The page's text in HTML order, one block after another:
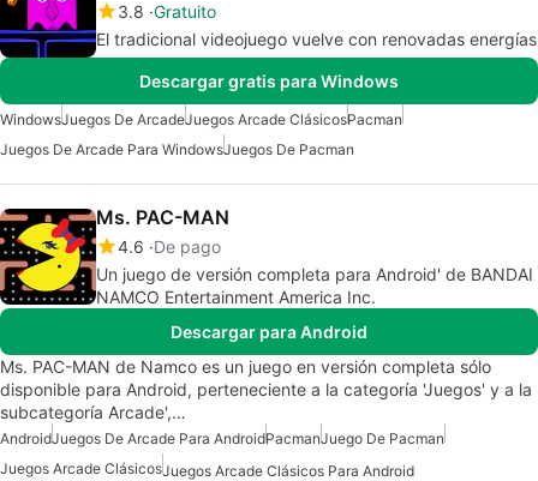
3.8 Gratuito
El tradicional videojuego vuelve con renovadas energías
Descargar gratis para Windows
WindowsJuegos De ArcadeJuegos Arcade ClásicosPacman
Juegos De Arcade Para WindowsJuegos De Pacman
Ms. PAC-MAN
4.6 De pago
Un juego de versión completa para Android' de BANDAI
NAMCO Entertainment America Inc.
Descargar para Android
Ms. PAC-MAN de Namco es un juego en versión completa sólo
disponible para Android, perteneciente a la categoría 'Juegos' y a la
subcategoría Arcade',…
AndroidJuegos De Arcade Para AndroidPacmanJuego De Pacman
Juegos Arcade ClásicosJuegos Arcade Clásicos Para Android